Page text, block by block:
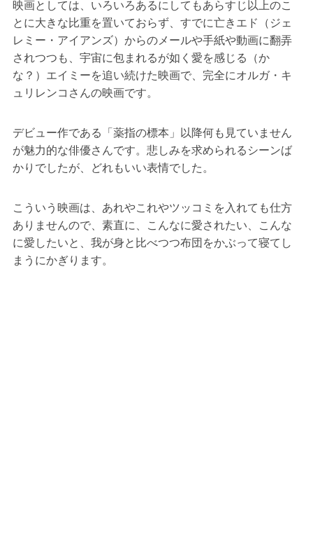
映画としては、いろいろあるにしてもあらすじ以上のこ
とに大きな比重を置いておらず、すでに亡きエド（ジェ
レミー・アイアンズ）からのメールや手紙や動画に翻弄
されつつも、宇宙に包まれるが如く愛を感じる（か
な？）エイミーを追い続けた映画で、完全にオルガ・キ
ュリレンコさんの映画です。
デビュー作である「薬指の標本」以降何も見ていません
が魅力的な俳優さんです。悲しみを求められるシーンば
かりでしたが、どれもいい表情でした。
こういう映画は、あれやこれやツッコミを入れても仕方
ありませんので、素直に、こんなに愛されたい、こんな
に愛したいと、我が身と比べつつ布団をかぶって寝てし
まうにかぎります。